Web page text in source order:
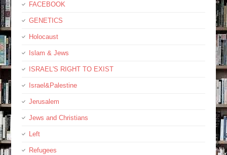
FACEBOOK
GENETICS
Holocaust
Islam & Jews
ISRAEL'S RIGHT TO EXIST
Israel&Palestine
Jerusalem
Jews and Christians
Left
Refugees